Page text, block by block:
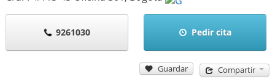
9261030 Pedir cita
Guardar Compartir